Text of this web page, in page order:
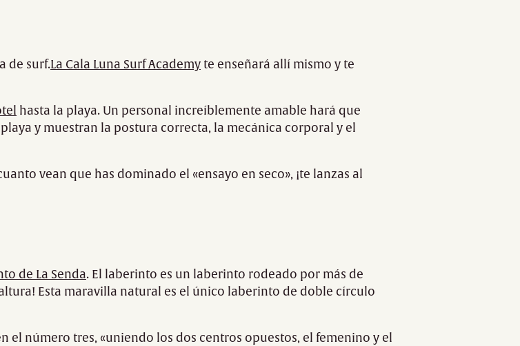
de surf.La Cala Luna Surf Academy te enseñará allí mismo y te
hasta la playa. Un personal increíblemente amable hará que
y muestran la postura correcta, la mecánica corporal y el
vean que has dominado el «ensayo en seco», ¡te lanzas al
de La Senda. El laberinto es un laberinto rodeado por más de
Esta maravilla natural es el único laberinto de doble círculo
el número tres, «uniendo los dos centros opuestos, el femenino y el